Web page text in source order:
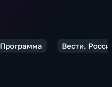
Программа Вести.